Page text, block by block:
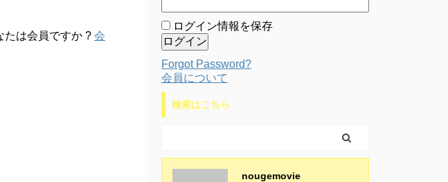
たは会員ですか ? 会
ログイン情報を保存
Forgot Password?
会員について
検索はこちら
nougemovie